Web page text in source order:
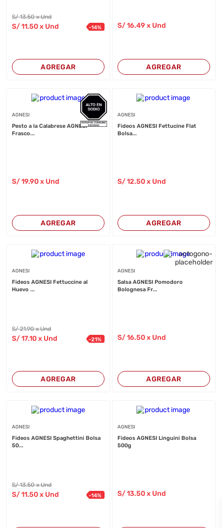
S/13.50 x Und
S/11.50 x Und -14%
AGREGAR
S/16.49 x Und
AGREGAR
AGNESI
Pesto a la Calabrese AGNESI
Frasco...
S/19.90 x Und
AGREGAR
AGNESI
Fideos AGNESI Fettucine Flat
Bolsa...
S/12.50x Und
AGREGAR
AGNESI
Fideos AGNESI Fettuccine al
Huevo ...
S/21.90 x Und
S/17.10 x Und -21%
AGREGAR
AGNESI
Salsa AGNESI Pomodoro
Bolognesa Fr...
S/16.50x Und
AGREGAR
AGNESI
Fideos AGNESI Spaghettini Bolsa
50...
S/13.50 x Und
S/11.50 x Und -14%
AGNESI
Fideos AGNESI Linguini Bolsa
500g
S/13.50x Und